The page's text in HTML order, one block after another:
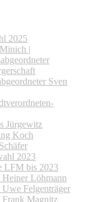
2025
|
Sven
Jürgewitz
Koch
2023
LFM bis 2023
Heiner Löhmann
Felgenträger
Frank Magnitz